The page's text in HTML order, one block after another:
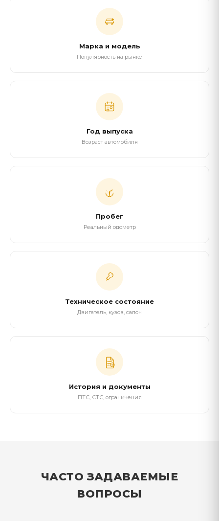
Марка и модель
Популярность на рынке
Год выпуска
Возраст автомобиля
Пробег
Реальный одометр
Техническое состояние
Двигатель, кузов, салон
История и документы
ПТС, СТС, ограничения
ЧАСТО ЗАДАВАЕМЫЕ
ВОПРОСЫ